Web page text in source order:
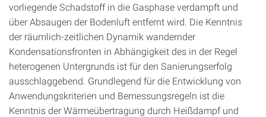
vorliegende Schadstoff in die Gasphase verdampft und
über Absaugen der Bodenluft entfernt wird. Die Kenntnis
der räumlich-zeitlichen Dynamik wandernder
Kondensationsfronten in Abhängigkeit des in der Regel
heterogenen Untergrunds ist für den Sanierungserfolg
ausschlaggebend. Grundlegend für die Entwicklung von
Anwendungskriterien und Bemessungsregeln ist die
Kenntnis der Wärmeübertragung durch Heißdampf und